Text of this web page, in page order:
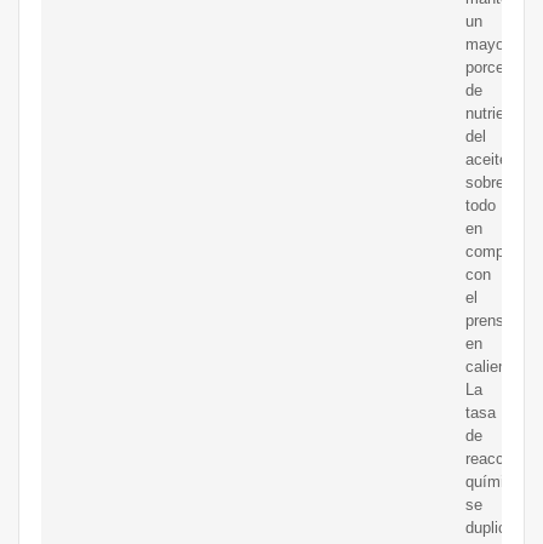
un
mayor
porcentaje
de
nutrientes
del
aceite,
sobre
todo
en
con
el
prensado
en
caliente.
La
tasa
de
reacciones
químicas
se
duplica